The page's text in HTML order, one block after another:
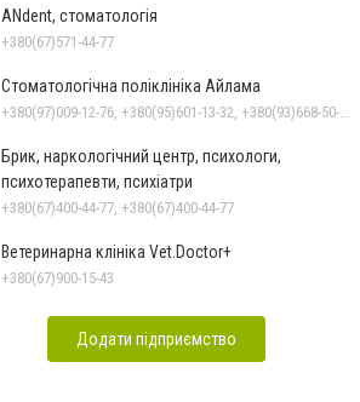
ANdent, стоматологія
+380(67)571-44-77
Стоматологічна поліклініка Айлама
Брик, наркологічний центр, психологи,
психотерапевти, психіатри
+380(67)400-44-77, +380(67)400-44-77
Ветеринарна клініка Vet.Doctor+
+380(67)900-15-43
Додати підприємство